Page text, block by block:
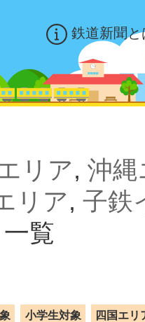
鉄道新聞と
リア, 沖縄
リア, 子鉄
一覧
小学生対象 四国エリ